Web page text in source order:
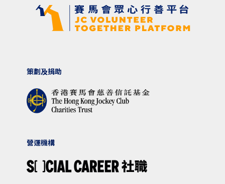
策劃及捐助
營運機構